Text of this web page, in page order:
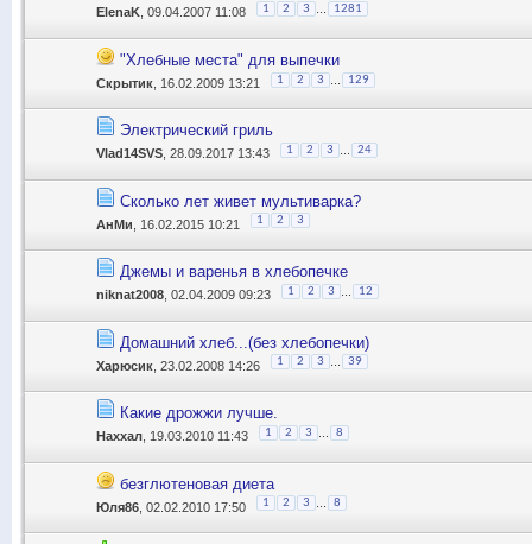
ElenaK , 09.04.2007 11:08 1 2 3 1281
"Хлебные места" для выпечки
Скрытик , 16.02.2009 13:21 1 2 3 129
Электрический гриль
Vlad14SVS , 28.09.2017 13:43 1 2 3 24
Сколько лет живет мультиварка?
АнМи , 16.02.2015 10:21 1 2 3
Джемы и варенья в хлебопечке
niknat2008 , 02.04.2009 09:23 1 2 3 12
Домашний хлеб...(без хлебопечки)
Харюсик , 23.02.2008 14:26 1 2 3 39
Какие дрожжи лучше.
Наххал , 19.03.2010 11:43 1 2 3 8
безглютеновая диета
Юля86 , 02.02.2010 17:50 1 2 3 8